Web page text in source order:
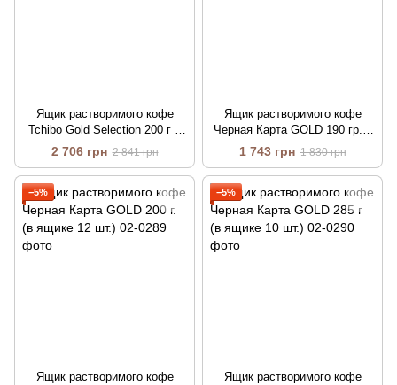
Ящик растворимого кофе
Tchibo Gold Selection 200 г в
стеклянной банке (в ящике 6
шт.)
2 706 грн 2 841 грн
Ящик растворимого кофе
Черная Карта GOLD 190 гр. в
стеклянной банке (в ящике 6
шт.)
1 743 грн 1 830 грн
−5%
Ящик растворимого кофе
−5%
Ящик растворимого кофе